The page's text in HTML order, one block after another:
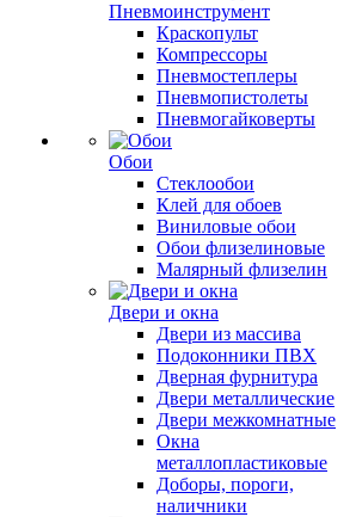
Пневмоинструмент
Краскопульт
Компрессоры
Пневмостеплеры
Пневмопистолеты
Пневмогайковерты
Обои
Стеклообои
Клей для обоев
Виниловые обои
Обои флизелиновые
Малярный флизелин
Двери и окна
Двери из массива
Подоконники ПВХ
Дверная фурнитура
Двери металлические
Двери межкомнатные
Окна
металлопластиковые
Доборы, пороги,
наличники